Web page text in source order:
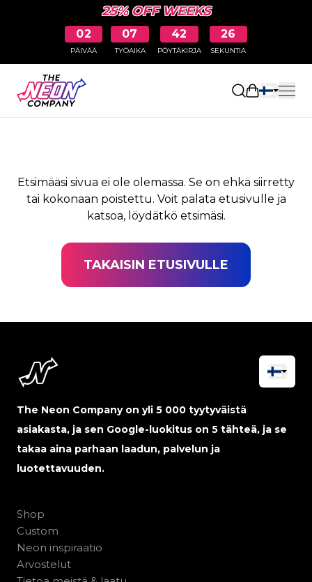
25% OFF WEEKS
02
PÄIVÄÄ
07
TYÖAIKA
42
PÖYTÄKIRJA
26
SEKUNTIA
Avaa
SIVUA EI LÖYDY
Etsimääsi sivua ei ole olemassa. Se on ehkä siirretty
tai kokonaan poistettu. Voit palata etusivulle ja
katsoa, löydätkö etsimäsi.
TAKAISIN ETUSIVULLE
The Neon Company on yli 5 000 tyytyväistä
asiakasta, ja sen Google-luokitus on 5 tähteä, ja se
takaa aina parhaan laadun, palvelun ja
luotettavuuden.
Shop
Custom
Neon inspiraatio
Arvostelut